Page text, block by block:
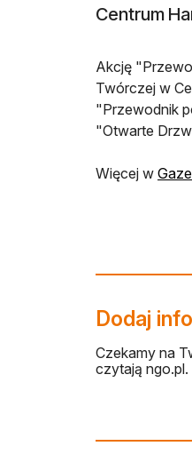
Centrum
Akcję
Twórczej w
"Przewodnik
"Otwarte
Więcej w
Dodaj
Czekamy na
czytają ngo.pl.